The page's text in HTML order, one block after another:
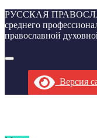
РУССКАЯ
среднего
православной
Версия